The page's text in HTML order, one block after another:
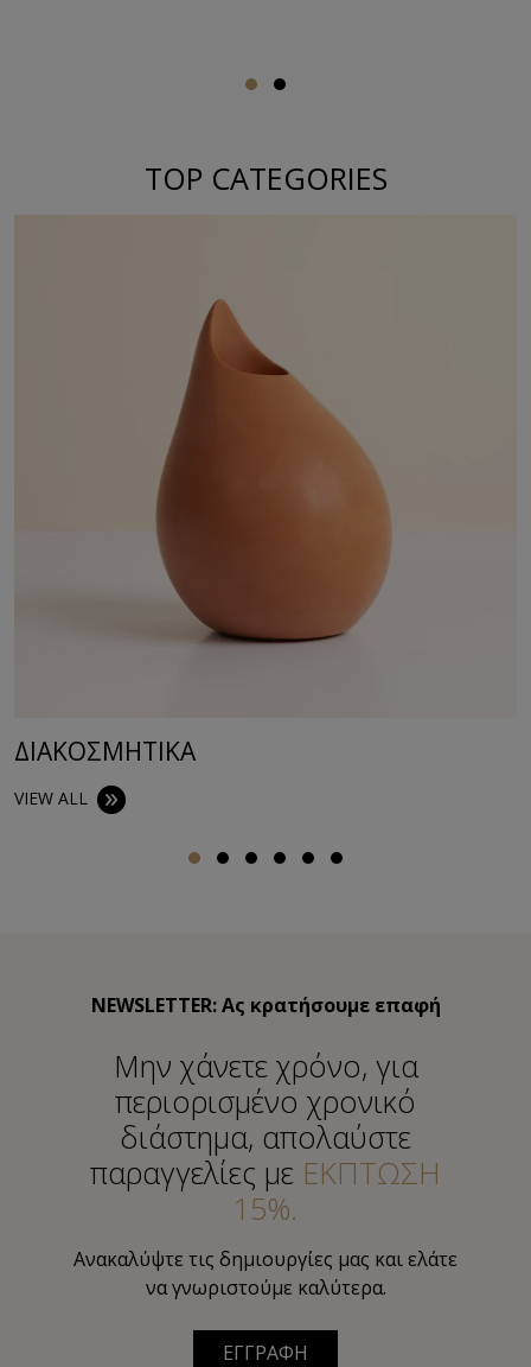
TOP CATEGORIES
ΔΙΑΚΟΣΜΗΤΙΚA
VIEW ALL
NEWSLETTER: Ας κρατήσουμε επαφή
Μην χάνετε χρόνο, για
περιορισμένο χρονικό
διάστημα, απολαύστε
παραγγελίες με ΕΚΠΤΩΣΗ
15%.
Ανακαλύψτε τις δημιουργίες μας και ελάτε
να γνωριστούμε καλύτερα.
ΕΓΓΡΑΦΗ